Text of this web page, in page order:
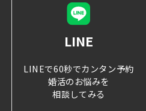
LINE
LINEで60秒でカンタン予約
婚活のお悩みを
相談してみる